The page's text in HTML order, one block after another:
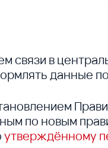
связи в
данные
по новым
утверждённому